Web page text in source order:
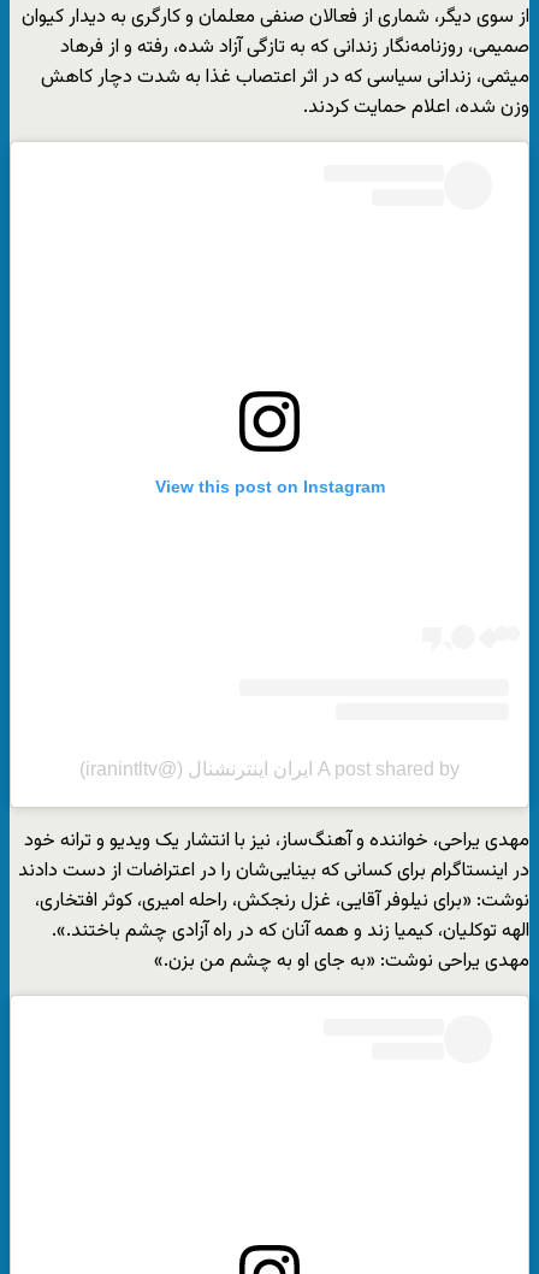
از سوی دیگر، شماری از فعالان صنفی معلمان و کارگری به دیدار کیوان
صمیمی، روزنامه‌نگار زندانی که به تازگی آزاد شده، رفته و از فرهاد
میثمی، زندانی سیاسی که در اثر اعتصاب غذا به شدت دچار کاهش
وزن شده، اعلام حمایت کردند.
View this post on Instagram
A post shared by ایران اینترنشنال (@iranintltv)
مهدی یراحی، خواننده و آهنگ‌ساز، نیز با انتشار یک ویدیو و ترانه خود
در اینستاگرام برای کسانی که بینایی‌شان را در اعتراضات از دست دادند
نوشت: «برای نیلوفر آقایی، غزل رنجکش، راحله امیری، کوثر افتخاری،
الهه توکلیان، کیمیا زند و همه آنان که در راه آزادی چشم باختند.».
مهدی یراحی نوشت: «به جای او به چشم من بزن.»